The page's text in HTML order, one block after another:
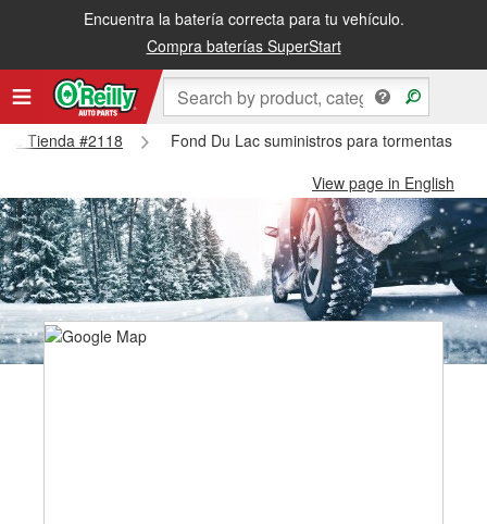
Encuentra la batería correcta para tu vehículo.
Compra baterías SuperStart
Tienda #2118
Fond Du Lac suministros para tormentas de
View page in English